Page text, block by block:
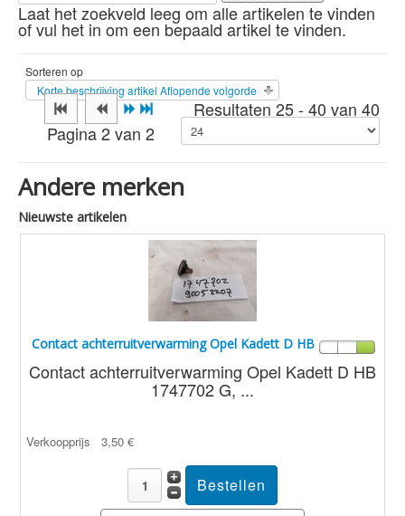
Laat het zoekveld leeg om alle artikelen te vinden
of vul het in om een bepaald artikel te vinden.
Sorteren op
Korte beschrijving artikel Aflopende volgorde
Pagina 2 van 2
Resultaten 25 - 40 van 40
Andere merken
Nieuwste artikelen
Contact achterruitverwarming Opel Kadett D HB
Contact achterruitverwarming Opel Kadett D HB
1747702 G, ...
Verkoopprijs 3,50 €